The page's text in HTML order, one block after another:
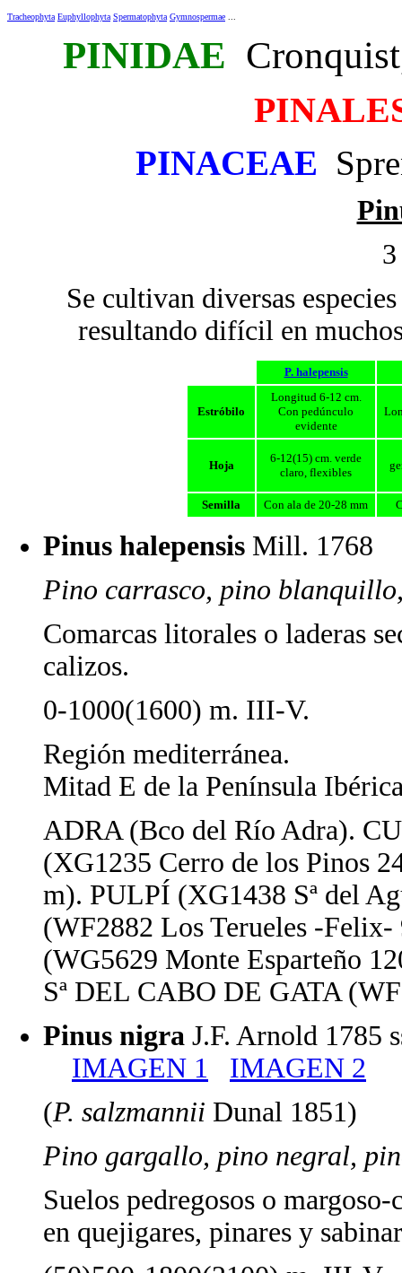
Tracheophyta Euphyllophyta Spermatophyta Gymnospermae
PINIDAE
PINACEAE
Se cultivan diversas
resultando difícil en
P. halepensis
Estróbilo
Longitud 6-12 cm.
Con pedúnculo
evidente
Hoja
6-12(15) cm. verde
claro, flexibles
Semilla Con ala de 20-28 mm
Pinus halepensis Mill.
Pino carrasco, pino
Comarcas litorales o laderas
calizos.
0-1000(1600) m. III-V.
Región mediterránea.
Mitad E de la Península
ADRA (Bco del Río Adra).
(XG1235 Cerro de los Pinos
m). PULPÍ (XG1438 Sª del
(WF2882 Los Terueles -
(WG5629 Monte Esparteño
Sª DEL CABO DE GATA
Pinus nigra J.F. Arnold 1785
IMAGEN 1
IMAGEN 2
(P. salzmannii Dunal 1851)
Pino gargallo, pino negral,
Suelos pedregosos o
en quejigares, pinares y